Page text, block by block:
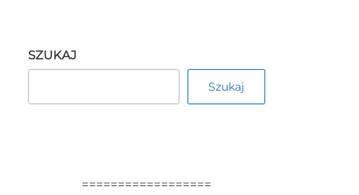
SZUKAJ
Szukaj
==================